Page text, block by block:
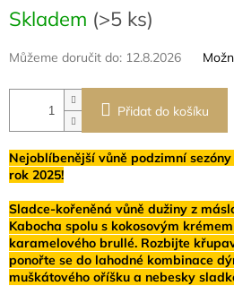
cena:
Skladem (>5 ks)
Můžeme doručit do: 12.8.2026
Přidat do košíku
Nejoblíbenější vůně podzimní
rok 2025!
Sladce-kořeněná vůně dužiny z
Kabocha spolu s kokosovým
karamelového brullé. Rozbijte
ponořte se do lahodné kombinace
muškátového oříšku a nebesky